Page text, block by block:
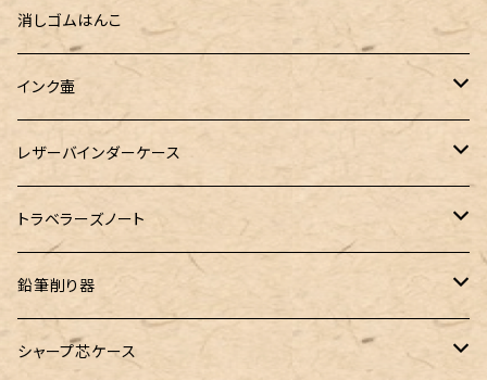
AURORA（アウロラ）
LAMY（ラミー）
フェリスホイールプレス
大西製作所
染色カクノ
TWSBI（ツイスビー）
富士瘤クラフト
100% Pencillest 真鍮ペン
フェリスホイールプレス
BENJA メノルカペン
Fisher（フィッシャー）
HUGO BOSS（ヒューゴボス）
PARLEY (パーリィー)
ガルフストリーム
NAGASAWA（ナガサワ）
PILOT（パイロット）
アシュフォード
スリップオン
セキセイ
寺西化学工業
ガラス工房 LUC
ガラス工房 SAYORI
GLASS STUDIO しなぷす
アトリグラス
100色インク工房
ゆらめくink
PILOT
色彩雫
フェリスホイールプレス
10mlインク
20mlインク
限定インク
Pelican
インクガチャ
PLATINUM（プラチナ）
Steef&Co. (スティーフ)
ST Draft 短軸
ST Draft 全軸
マーベラスウッド
バディ
マーベラスシャープ
バディ【Mark II(マークツー)】
カヴェコ
カランダッシュ
ロットリング
プラチナ
ミドリカンパニー
ラダイト
Ruk (ルカ)
LOGステーショナリー
プロッター
ミニ5サイズ
ミニ6サイズ
ダヴィンチ ロロマクラシック
ファイロファックス
アシュフォード
消しゴムはんこ
インク壷
白石ガラス工房
フェリスホイールプレス
レザーバインダーケース
PLOTTER
トラベラーズノート
スターターキット
リフィル・カスタマイズパーツ
鉛筆削り器
コヒノール
シャープ芯ケース